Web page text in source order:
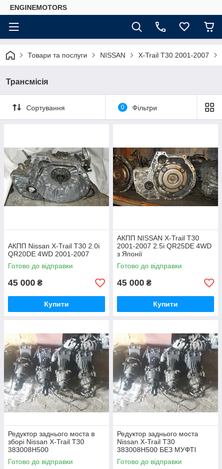
ENGINEMOTORS
Товари та послуги NISSAN X-Trail T30 2001-2007
Трансмісія
Сортування 0 Фільтри
АКПП Nissan X-Trail T30 2.0i
QR20DE 4WD 2001-2007
Готово до відправки
45 000 ₴
Купити
АКПП NISSAN X-Trail T30
2001-2007 2.5i QR25DE 4WD
з Японії
Готово до відправки
45 000 ₴
Купити
Редуктор заднього моста в
зборі Nissan X-Trail T30
383008H500
Готово до відправки
Редуктор заднього моста
Nissan X-Trail T30
383008H500 БЕЗ МУФТІ
Готово до відправки